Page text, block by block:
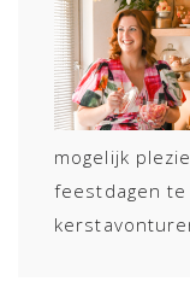
mogelijk
feestdagen te